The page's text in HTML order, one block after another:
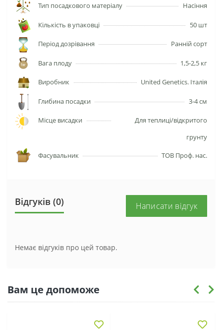
Тип посадкового матеріалу Насіння
Кількість в упаковці 50 шт
Період дозрівання Ранній сорт
Вага плоду 1,5-2,5 кг
Виробник United Genetics. Італія
Глибина посадки 3-4 см
Місце висадки
Для теплиці/відкритого
грунту
Фасувальник ТОВ Проф. нас.
Відгуків (0) Написати відгук
Немає відгуків про цей товар.
Вам це допоможе